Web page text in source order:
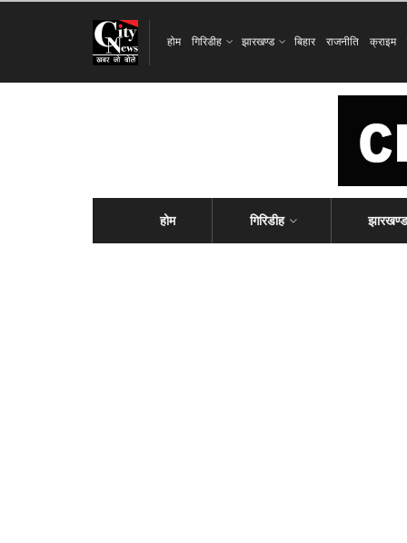
होम गिरिडीह झारखण्ड बिहार राजनीति क्राइम
होम गिरिडीह